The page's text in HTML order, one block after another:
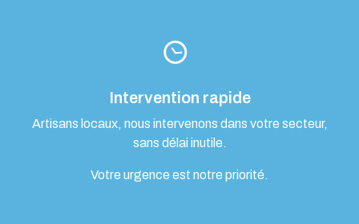
Intervention rapide
Artisans locaux, nous intervenons dans votre secteur,
sans délai inutile.
Votre urgence est notre priorité.